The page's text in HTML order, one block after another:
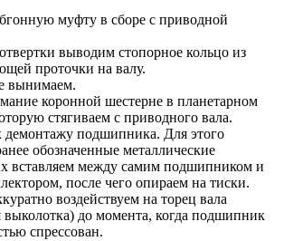
муфту в сборе с приводной
выводим стопорное кольцо из
проточки на валу.
вынимаем.
коронной шестерне в планетарном
стягиваем с приводного вала.
демонтажу подшипника. Для этого
обозначенные металлические
вставляем между самим подшипником и
после чего опираем на тиски.
воздействуем на торец вала
выколотка) до момента, когда подшипник
спрессован.